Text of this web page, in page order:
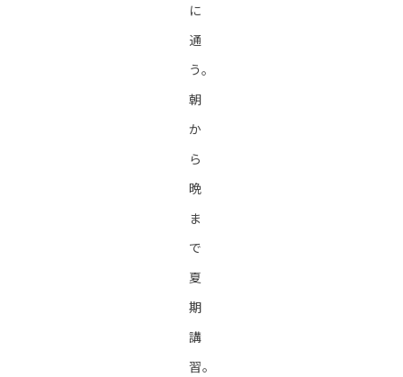
に
通
う。
朝
か
ら
晩
ま
で
夏
期
講
習。